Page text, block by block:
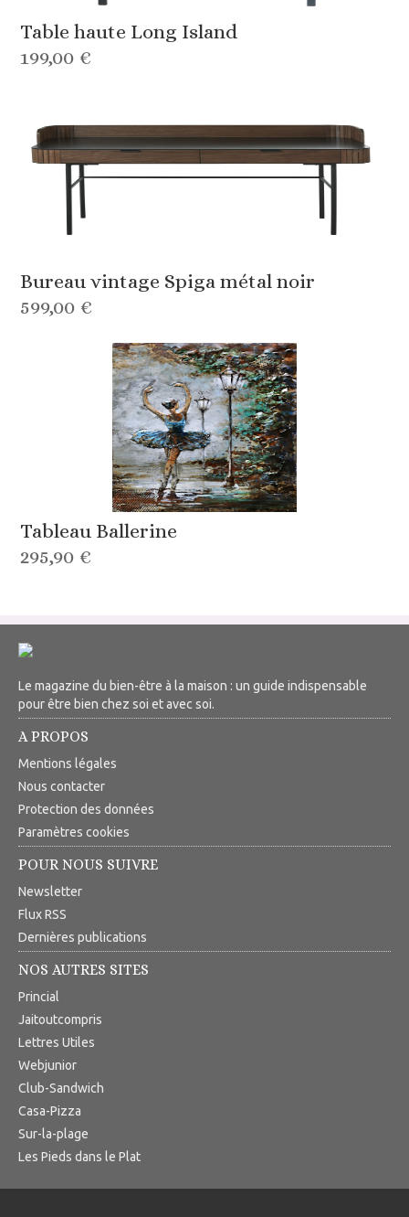
Table haute Long Island
199,00 €
Bureau vintage Spiga métal noir
599,00 €
Tableau Ballerine
295,90 €
Le magazine du bien-être à la maison : un guide indispensable
pour être bien chez soi et avec soi.
A PROPOS
Mentions légales
Nous contacter
Protection des données
Paramètres cookies
POUR NOUS SUIVRE
Newsletter
Flux RSS
Dernières publications
NOS AUTRES SITES
Princial
Jaitoutcompris
Lettres Utiles
Webjunior
Club-Sandwich
Casa-Pizza
Sur-la-plage
Les Pieds dans le Plat